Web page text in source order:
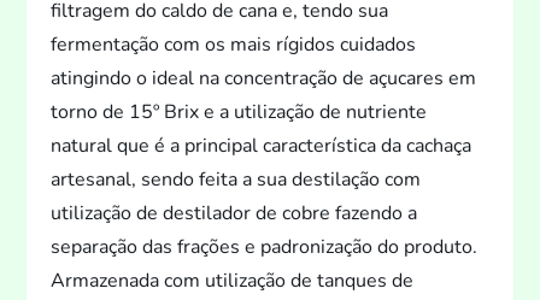
filtragem do caldo de cana e, tendo sua
fermentação com os mais rígidos cuidados
atingindo o ideal na concentração de açucares em
torno de 15º Brix e a utilização de nutriente
natural que é a principal característica da cachaça
artesanal, sendo feita a sua destilação com
utilização de destilador de cobre fazendo a
separação das frações e padronização do produto.
Armazenada com utilização de tanques de